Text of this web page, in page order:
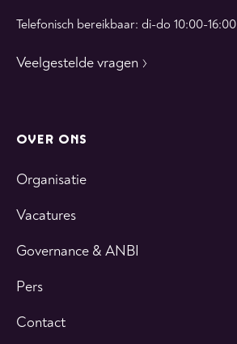
Telefonisch bereikbaar: di-do 10:00-16:00
Veelgestelde vragen
OVER ONS
Organisatie
Vacatures
Governance & ANBI
Pers
Contact